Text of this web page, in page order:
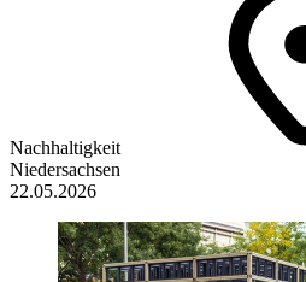
Nachhaltigkeit
Niedersachsen
22.05.2026